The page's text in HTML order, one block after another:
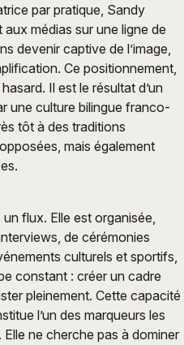
par pratique, Sandy
médias sur une ligne de
devenir captive de l’image,
Ce positionnement,
Il est le résultat d’un
une culture bilingue franco-
tôt à des traditions
mais également
un flux. Elle est organisée,
de cérémonies
culturels et sportifs,
constant : créer un cadre
pleinement. Cette capacité
l’un des marqueurs les
ne cherche pas à dominer